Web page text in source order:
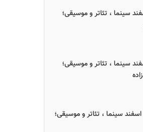
۲۴ اسفند سینما ، تئاتر و موسیقی؛
۲۴ اسفند سینما ، تئاتر و موسیقی؛
درگذشتگان ۲۴ اسفند سینما ، تئاتر و موسیقی؛